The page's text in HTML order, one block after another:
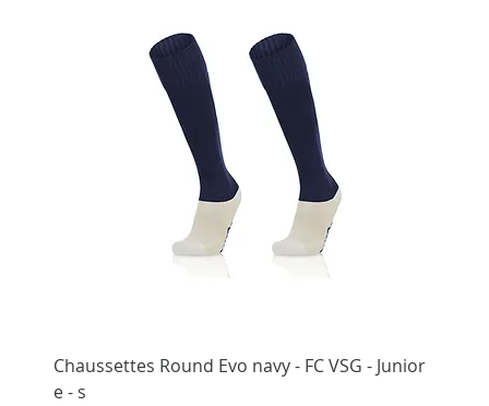
Chaussettes Round Evo navy - FC VSG - Junior
e - s